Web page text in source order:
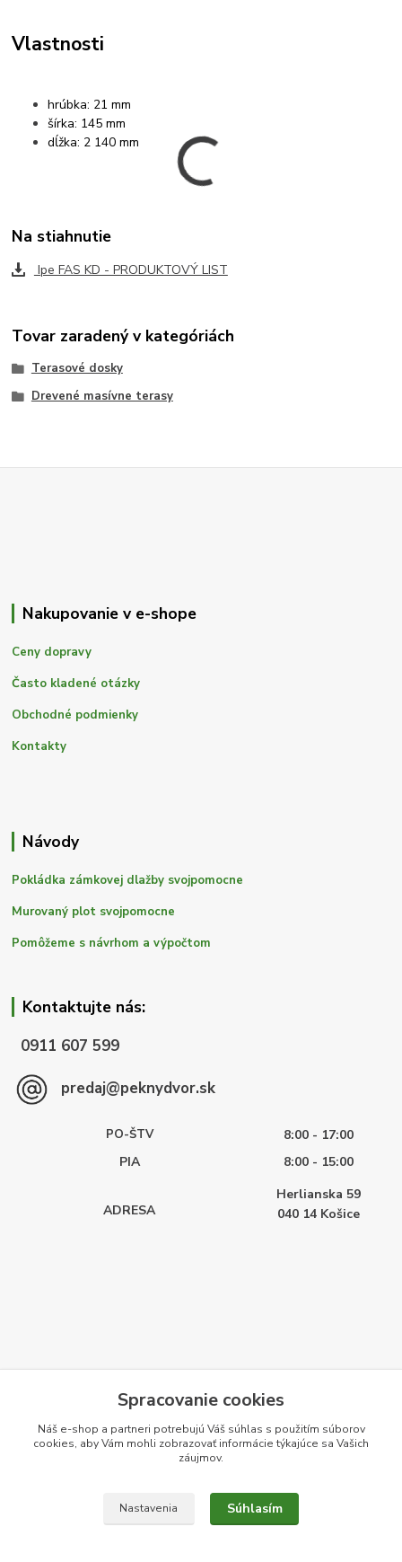
Vlastnosti
hrúbka: 21 mm
šírka: 145 mm
dĺžka: 2 140 mm
Na stiahnutie
Ipe FAS KD - PRODUKTOVÝ LIST
Tovar zaradený v kategóriách
Terasové dosky
Drevené masívne terasy
Nakupovanie v e-shope
Ceny dopravy
Často kladené otázky
Obchodné podmienky
Kontakty
Návody
Pokládka zámkovej dlažby svojpomocne
Murovaný plot svojpomocne
Pomôžeme s návrhom a výpočtom
Kontaktujte nás:
0911 607 599
predaj@peknydvor.sk
PO-ŠTV
8:00 - 17:00
PIA
8:00 - 15:00
ADRESA
Herlianska 59
040 14 Košice
Spracovanie cookies
Náš e-shop a partneri potrebujú Váš súhlas s použitím súborov
cookies, aby Vám mohli zobrazovať informácie týkajúce sa Vašich
záujmov.
Nastavenia Súhlasím